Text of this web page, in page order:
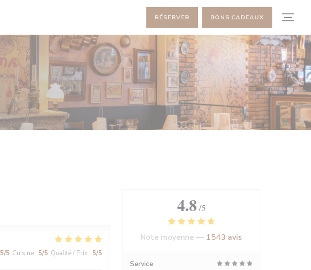
RÉSERVER BONS CADEAUX
5/5 Cuisine : 5/5 Qualité / Prix : 5/5
4.8 /5
Note moyenne — 1543 avis
Service